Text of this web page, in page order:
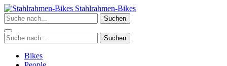
Zum
Inhalt
springen
Stahlrahmen-Bikes
Suchen
Suchen
Bikes